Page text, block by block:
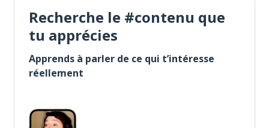
Recherche le #contenu que
tu apprécies
Apprends à parler de ce qui t’intéresse
réellement